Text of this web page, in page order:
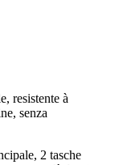
resistente à
senza
2 tasche